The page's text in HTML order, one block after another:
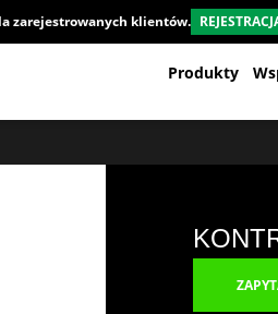
zarejestrowanych klientów.
Produkty